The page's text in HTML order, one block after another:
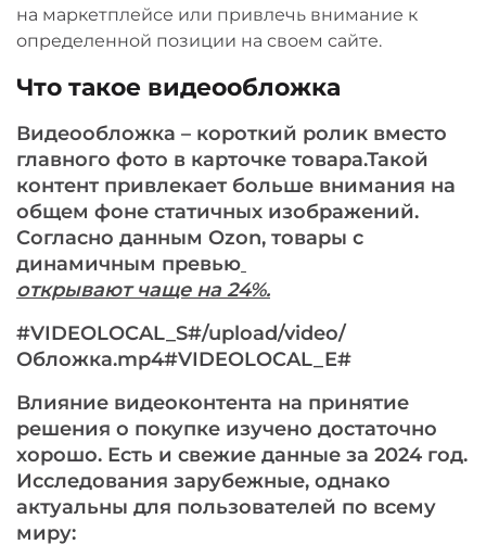
на маркетплейсе или привлечь внимание к
определенной позиции на своем сайте.
Что такое видеообложка
Видеообложка – короткий ролик вместо
главного фото в карточке товара.Такой
контент привлекает больше внимания на
общем фоне статичных изображений.
Согласно данным Ozon, товары с
динамичным превью
открывают чаще на 24%.
#VIDEOLOCAL_S#/upload/video/
Обложка.mp4#VIDEOLOCAL_E#
Влияние видеоконтента на принятие
решения о покупке изучено достаточно
хорошо. Есть и свежие данные за 2024 год.
Исследования зарубежные, однако
актуальны для пользователей по всему
миру: